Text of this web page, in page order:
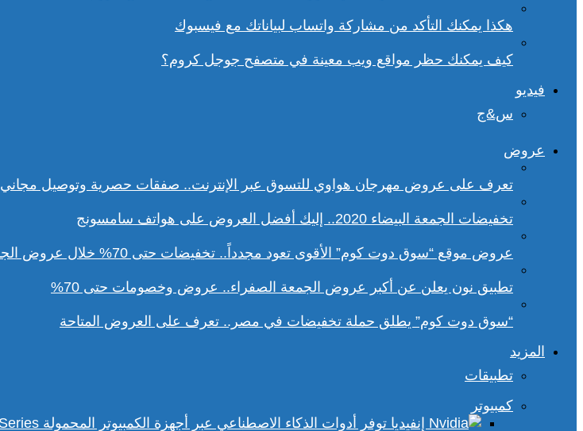
هكذا يمكنك التأكد من مشاركة واتساب لبياناتك مع فيسبوك
كيف يمكنك حظر مواقع ويب معينة في متصفح جوجل كروم؟
فيديو
س&ج
عروض
تعرف على عروض مهرجان هواوي للتسوق عبر الإنترنت.. صفقات حصرية وتوصيل مجاني
تخفيضات الجمعة البيضاء 2020.. إليك أفضل العروض على هواتف سامسونج
عروض موقع “سوق دوت كوم” الأقوى تعود مجدداً.. تخفيضات حتى 70% خلال عروض الجمعة البيضاء
تطبيق نون يعلن عن أكبر عروض الجمعة الصفراء.. عروض وخصومات حتى 70%
“سوق دوت كوم” يطلق حملة تخفيضات في مصر.. تعرف على العروض المتاحة
المزيد
تطبيقات
كمبيوتر